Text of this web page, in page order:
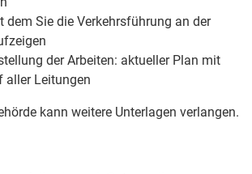
dem Sie die Verkehrsführung an der
der Arbeiten: aktueller Plan mit
aller Leitungen
kann weitere Unterlagen verlangen.